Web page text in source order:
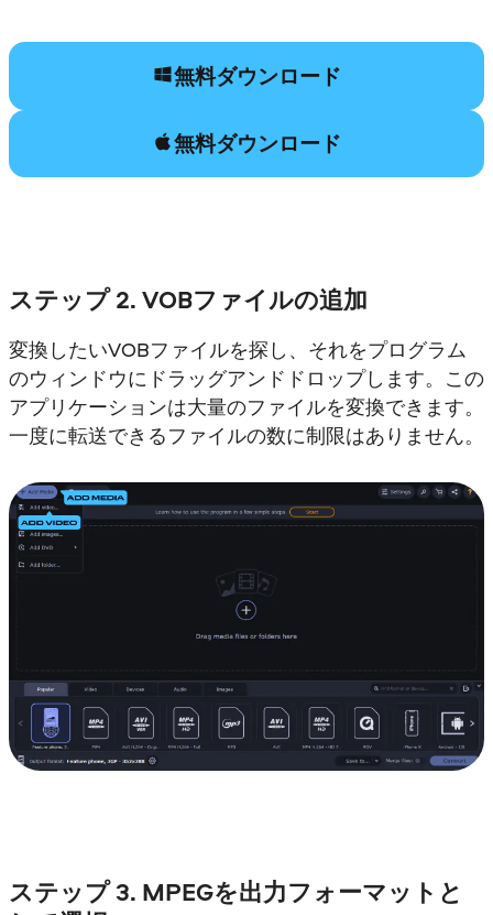
無料ダウンロード
無料ダウンロード
ステップ 2. VOBファイルの追加
変換したいVOBファイルを探し、それをプログラム
のウィンドウにドラッグアンドドロップします。この
アプリケーションは大量のファイルを変換できます。
一度に転送できるファイルの数に制限はありません。
ステップ 3. MPEGを出力フォーマットと